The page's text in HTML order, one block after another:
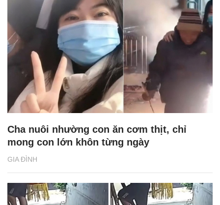
GIA ĐÌNH
Cha nuôi nhường con ăn cơm thịt, chỉ
mong con lớn khôn từng ngày